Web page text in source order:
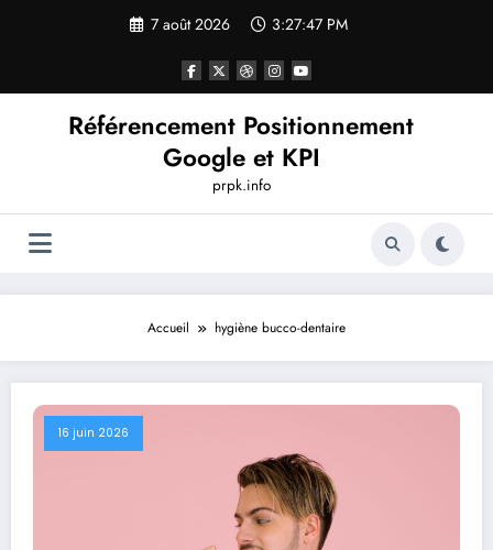
7 août 2026 3:27:47 PM
Référencement Positionnement
Google et KPI
prpk.info
Accueil hygiène bucco-dentaire
16 juin 2026